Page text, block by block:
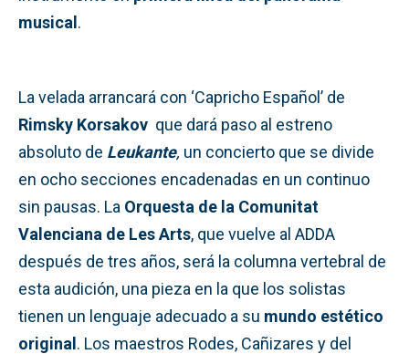
musical.
La velada arrancará con ‘Capricho Español’ de
Rimsky Korsakov que dará paso al estreno
absoluto de Leukante, un concierto que se divide
en ocho secciones encadenadas en un continuo
sin pausas. La Orquesta de la Comunitat
Valenciana de Les Arts, que vuelve al ADDA
después de tres años, será la columna vertebral de
esta audición, una pieza en la que los solistas
tienen un lenguaje adecuado a su mundo estético
original. Los maestros Rodes, Cañizares y del